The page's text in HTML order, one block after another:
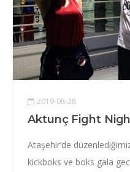
2019-08-28
Aktunç Fight
Ataşehir’de
kickboks ve boks gala